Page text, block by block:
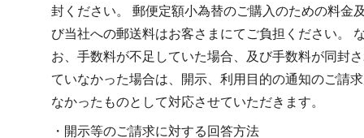
封ください。 郵便定額小為替のご購入のための料金
び当社への郵送料はお客さまにてご負担ください。
お、手数料が不足していた場合、及び手数料が同封
ていなかった場合は、開示、利用目的の通知のご請
なかったものとして対応させていただきます。
・開示等のご請求に対する回答方法